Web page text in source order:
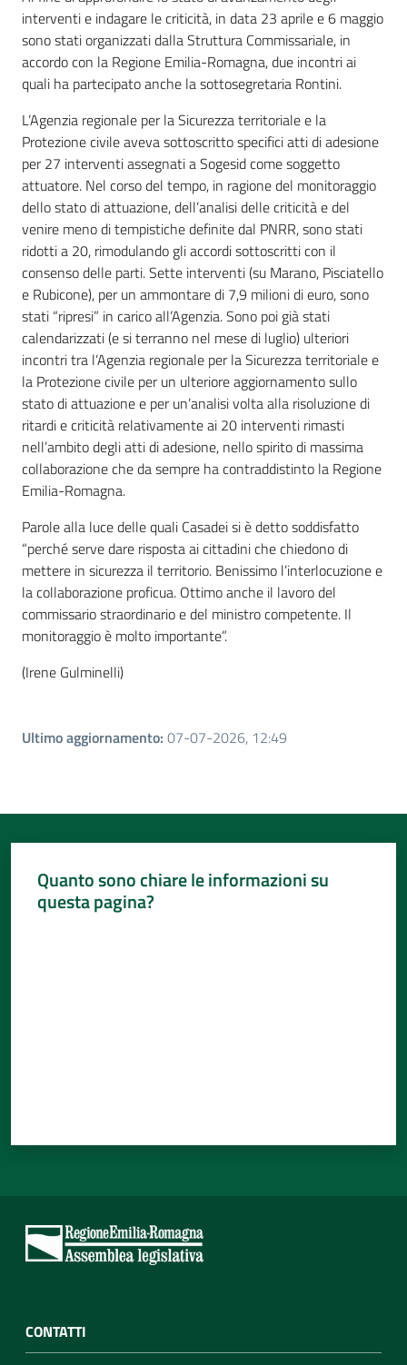
interventi e indagare le criticità, in data 23 aprile e 6 maggio
sono stati organizzati dalla Struttura Commissariale, in
accordo con la Regione Emilia-Romagna, due incontri ai
quali ha partecipato anche la sottosegretaria Rontini.
L’Agenzia regionale per la Sicurezza territoriale e la
Protezione civile aveva sottoscritto specifici atti di adesione
per 27 interventi assegnati a Sogesid come soggetto
attuatore. Nel corso del tempo, in ragione del monitoraggio
dello stato di attuazione, dell’analisi delle criticità e del
venire meno di tempistiche definite dal PNRR, sono stati
ridotti a 20, rimodulando gli accordi sottoscritti con il
consenso delle parti. Sette interventi (su Marano, Pisciatello
e Rubicone), per un ammontare di 7,9 milioni di euro, sono
stati “ripresi” in carico all’Agenzia. Sono poi già stati
calendarizzati (e si terranno nel mese di luglio) ulteriori
incontri tra l’Agenzia regionale per la Sicurezza territoriale e
la Protezione civile per un ulteriore aggiornamento sullo
stato di attuazione e per un’analisi volta alla risoluzione di
ritardi e criticità relativamente ai 20 interventi rimasti
nell’ambito degli atti di adesione, nello spirito di massima
collaborazione che da sempre ha contraddistinto la Regione
Emilia-Romagna.
Parole alla luce delle quali Casadei si è detto soddisfatto
“perché serve dare risposta ai cittadini che chiedono di
mettere in sicurezza il territorio. Benissimo l’interlocuzione e
la collaborazione proficua. Ottimo anche il lavoro del
commissario straordinario e del ministro competente. Il
monitoraggio è molto importante”.
(Irene Gulminelli)
Ultimo aggiornamento: 07-07-2026, 12:49
Quanto sono chiare le informazioni su
questa pagina?
CONTATTI